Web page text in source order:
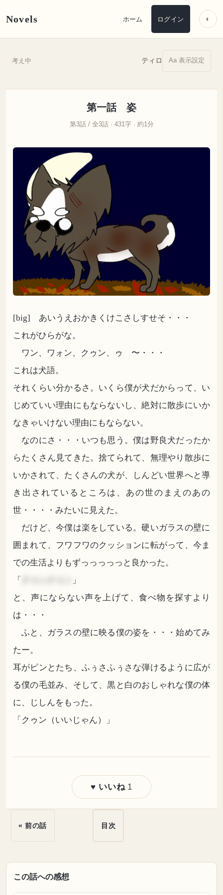
Novels ホーム ログイン ◐
考え中 ティロ Aa 表示設定
第一話 姿
第3話 / 全3話 · 431字 · 約1分
[big] あいうえおかきくけこさしすせそ・・・
これがひらがな。
ワン、ワォン、クゥン、ゥ゙〜・・・
これは犬語。
それくらい分かるさ。いくら僕が犬だからって、い
じめていい理由にもならないし、絶対に散歩にいか
なきゃいけない理由にもならない。
なのにさ・・・いつも思う。僕は野良犬だったか
らたくさん見てきた。捨てられて、無理やり散歩に
いかされて、たくさんの犬が、しんどい世界へと導
き出されているところは、あの世のまえのあの
世・・・・みたいに見えた。
だけど、今僕は楽をしている。硬いガラスの壁に
囲まれて、フワフワのクッションに転がって、今ま
での生活よりもずっっっっっと良かった。
「
」
と、声にならない声を上げて、食べ物を探すより
は・・・
ふと、ガラスの壁に映る僕の姿を・・・始めてみ
たー。
耳がピンとたち、ふぅさふぅさな弾けるように広が
る僕の毛並み、そして、黒と白のおしゃれな僕の体
に、じしんをもった。
「クゥン（いいじゃん）」
♥ いいね 1
« 前の話 目次
この話への感想